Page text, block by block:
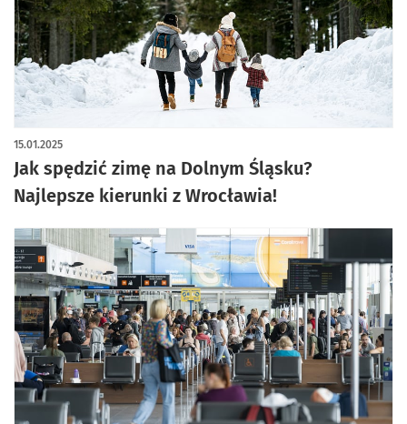
Jak spędzić zimę na Dolnym Śląsku?
Najlepsze kierunki z Wrocławia!
15.01.2025